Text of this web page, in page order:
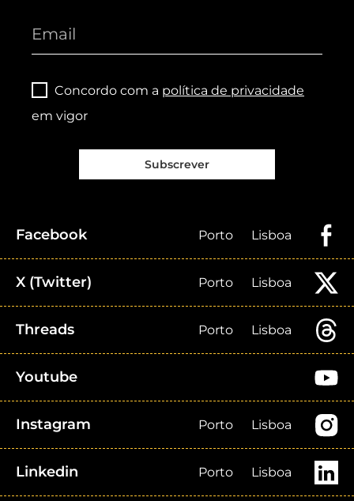
Concordo com a política de privacidade
em vigor
Subscrever
Facebook Porto Lisboa
X (Twitter) Porto Lisboa
Threads Porto Lisboa
Youtube
Instagram Porto Lisboa
Linkedin Porto Lisboa